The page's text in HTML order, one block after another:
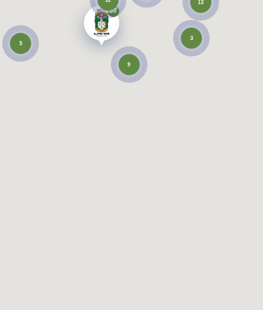
50
13
5
9
3